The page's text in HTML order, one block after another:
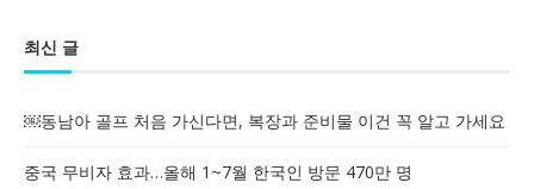
최신 글
￼동남아 골프 처음 가신다면, 복장과 준비물 이건 꼭 알고 가세요
중국 무비자 효과…올해 1~7월 한국인 방문 470만 명